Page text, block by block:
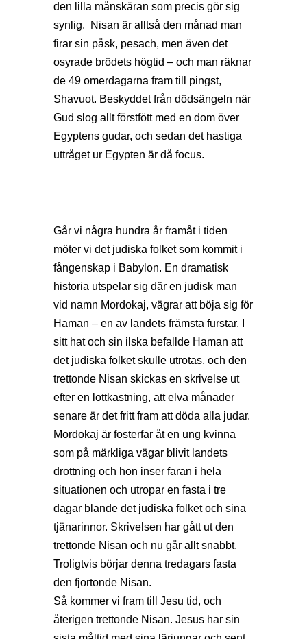
den lilla månskäran som precis gör sig
synlig. Nisan är alltså den månad man
firar sin påsk, pesach, men även det
osyrade brödets högtid – och man räknar
de 49 omerdagarna fram till pingst,
Shavuot. Beskyddet från dödsängeln när
Gud slog allt förstfött med en dom över
Egyptens gudar, och sedan det hastiga
uttråget ur Egypten är då focus.
Går vi några hundra år framåt i tiden
möter vi det judiska folket som kommit i
fångenskap i Babylon. En dramatisk
historia utspelar sig där en judisk man
vid namn Mordokaj, vägrar att böja sig för
Haman – en av landets främsta furstar. I
sitt hat och sin ilska befallde Haman att
det judiska folket skulle utrotas, och den
trettonde Nisan skickas en skrivelse ut
efter en lottkastning, att elva månader
senare är det fritt fram att döda alla judar.
Mordokaj är fosterfar åt en ung kvinna
som på märkliga vägar blivit landets
drottning och hon inser faran i hela
situationen och utropar en fasta i tre
dagar blande det judiska folket och sina
tjänarinnor. Skrivelsen har gått ut den
trettonde Nisan och nu går allt snabbt.
Troligtvis börjar denna tredagars fasta
den fjortonde Nisan.
Så kommer vi fram till Jesu tid, och
återigen trettonde Nisan. Jesus har sin